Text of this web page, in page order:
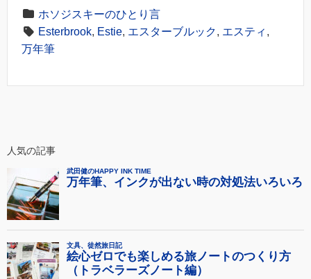
ホソジスキーのひとり言
Esterbrook, Estie, エスターブルック, エスティ ,
万年筆
人気の記事